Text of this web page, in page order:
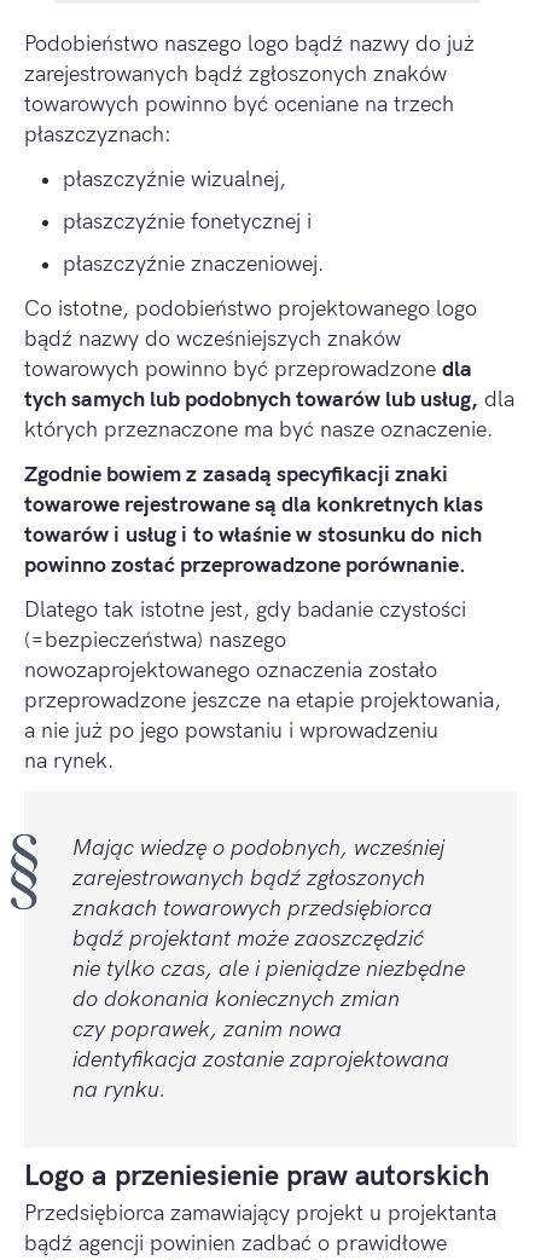
Podobieństwo naszego logo bądź nazwy do już
zarejestrowanych bądź zgłoszonych znaków
towarowych powinno być oceniane na trzech
płaszczyznach:
płaszczyźnie wizualnej,
płaszczyźnie fonetycznej i
płaszczyźnie znaczeniowej.
Co istotne, podobieństwo projektowanego logo
bądź nazwy do wcześniejszych znaków
towarowych powinno być przeprowadzone dla
tych samych lub podobnych towarów lub usług, dla
których przeznaczone ma być nasze oznaczenie.
Zgodnie bowiem z zasadą specyfikacji znaki
towarowe rejestrowane są dla konkretnych klas
towarów i usług i to właśnie w stosunku do nich
powinno zostać przeprowadzone porównanie.
Dlatego tak istotne jest, gdy badanie czystości
(=bezpieczeństwa) naszego
nowozaprojektowanego oznaczenia zostało
przeprowadzone jeszcze na etapie projektowania,
a nie już po jego powstaniu i wprowadzeniu
na rynek.
Mając wiedzę o podobnych, wcześniej
zarejestrowanych bądź zgłoszonych
znakach towarowych przedsiębiorca
bądź projektant może zaoszczędzić
nie tylko czas, ale i pieniądze niezbędne
do dokonania koniecznych zmian
czy poprawek, zanim nowa
identyfikacja zostanie zaprojektowana
na rynku.
Logo a przeniesienie praw autorskich
Przedsiębiorca zamawiający projekt u projektanta
bądź agencji powinien zadbać o prawidłowe